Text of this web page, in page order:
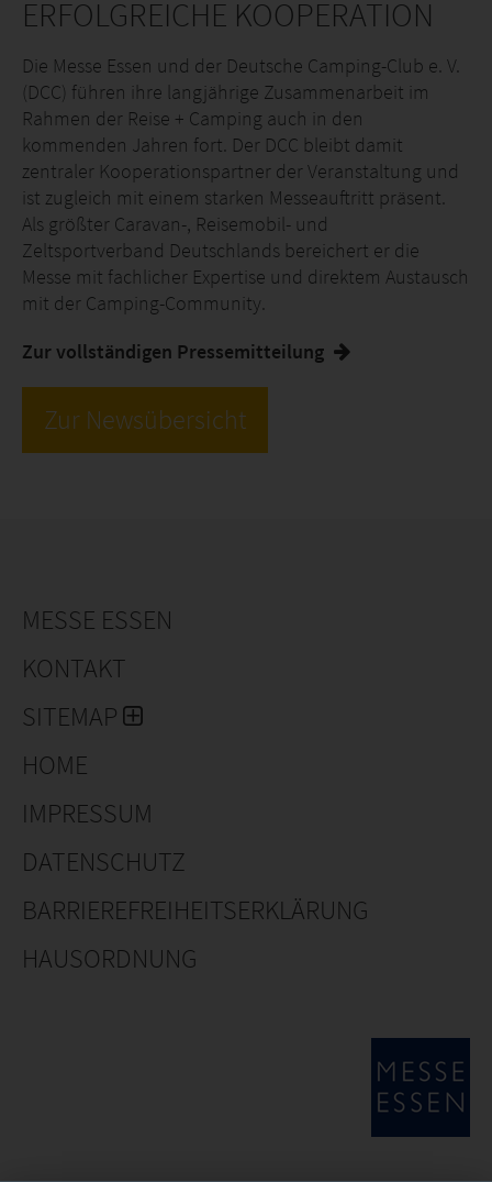
ERFOLGREICHE KOOPERATION
Die Messe Essen und der Deutsche Camping-Club e. V.
(DCC) führen ihre langjährige Zusammenarbeit im
Rahmen der Reise + Camping auch in den
kommenden Jahren fort. Der DCC bleibt damit
zentraler Kooperationspartner der Veranstaltung und
ist zugleich mit einem starken Messeauftritt präsent.
Als größter Caravan-, Reisemobil- und
Zeltsportverband Deutschlands bereichert er die
Messe mit fachlicher Expertise und direktem Austausch
mit der Camping-Community.
Zur vollständigen Pressemitteilung
Zur Newsübersicht
MESSE ESSEN
KONTAKT
SITEMAP
HOME
IMPRESSUM
DATENSCHUTZ
BARRIEREFREIHEITSERKLÄRUNG
HAUSORDNUNG